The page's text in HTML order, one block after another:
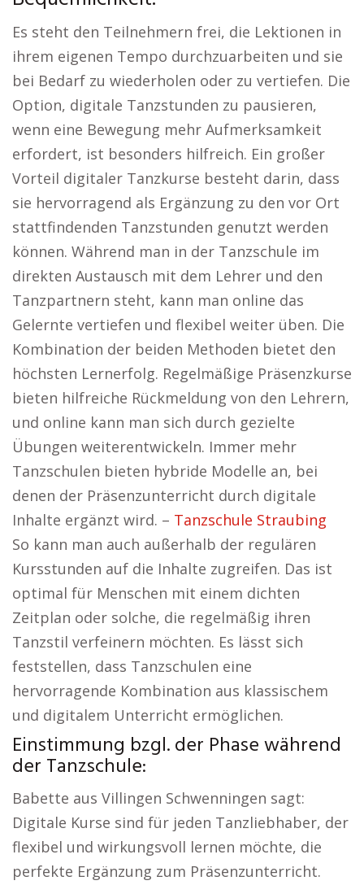
Es steht den Teilnehmern frei, die Lektionen in
ihrem eigenen Tempo durchzuarbeiten und sie
bei Bedarf zu wiederholen oder zu vertiefen. Die
Option, digitale Tanzstunden zu pausieren,
wenn eine Bewegung mehr Aufmerksamkeit
erfordert, ist besonders hilfreich. Ein großer
Vorteil digitaler Tanzkurse besteht darin, dass
sie hervorragend als Ergänzung zu den vor Ort
stattfindenden Tanzstunden genutzt werden
können. Während man in der Tanzschule im
direkten Austausch mit dem Lehrer und den
Tanzpartnern steht, kann man online das
Gelernte vertiefen und flexibel weiter üben. Die
Kombination der beiden Methoden bietet den
höchsten Lernerfolg. Regelmäßige Präsenzkurse
bieten hilfreiche Rückmeldung von den Lehrern,
und online kann man sich durch gezielte
Übungen weiterentwickeln. Immer mehr
Tanzschulen bieten hybride Modelle an, bei
denen der Präsenzunterricht durch digitale
Inhalte ergänzt wird. – Tanzschule Straubing
So kann man auch außerhalb der regulären
Kursstunden auf die Inhalte zugreifen. Das ist
optimal für Menschen mit einem dichten
Zeitplan oder solche, die regelmäßig ihren
Tanzstil verfeinern möchten. Es lässt sich
feststellen, dass Tanzschulen eine
hervorragende Kombination aus klassischem
und digitalem Unterricht ermöglichen.
Einstimmung bzgl. der Phase während
der Tanzschule:
Babette aus Villingen Schwenningen sagt:
Digitale Kurse sind für jeden Tanzliebhaber, der
flexibel und wirkungsvoll lernen möchte, die
perfekte Ergänzung zum Präsenzunterricht.